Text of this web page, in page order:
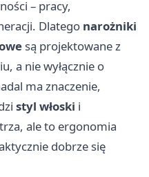
– pracy,
Dlatego narożniki
są projektowane z
a nie wyłącznie o
ma znaczenie,
styl włoski i
ale to ergonomia
dobrze się